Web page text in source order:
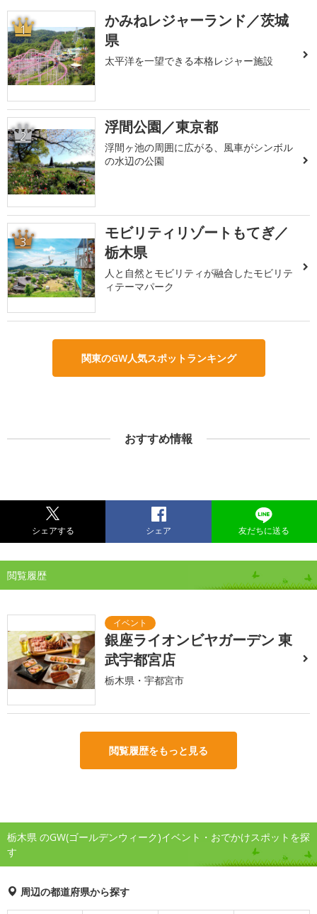
1
かみねレジャーランド／茨城
県
太平洋を一望できる本格レジャー施設
2 浮間公園／東京都
浮間ヶ池の周囲に広がる、風車がシンボル
の水辺の公園
3
モビリティリゾートもてぎ／
栃木県
人と自然とモビリティが融合したモビリテ
ィテーマパーク
関東のGW人気スポットランキング
おすすめ情報
シェアする シェア 友だちに送る
閲覧履歴
銀座ライオンビヤガーデン 東
武宇都宮店
栃木県・宇都宮市
閲覧履歴をもっと見る
栃木県 のGW(ゴールデンウィーク)イベント・おでかけスポットを探
す
周辺の都道府県から探す